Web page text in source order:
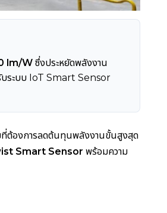
lm/W ซึ่งประหยัดพลังงาน
รับระบบ IoT Smart Sensor
ที่ต้องการลดต้นทุนพลังงานขั้นสูงสุด
Smart Sensor พร้อมความ